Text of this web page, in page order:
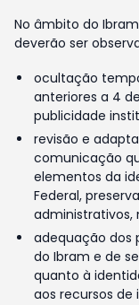
No âmbito do
deverão ser
ocultação
anteriores a 4
publicidade
revisão e
comunicação
elementos da
Federal,
administrativos,
adequação dos
do Ibram e de
quanto à
aos recursos de